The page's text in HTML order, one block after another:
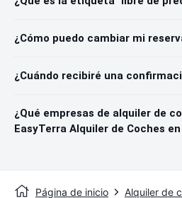
¿Cómo puedo cambiar mi
¿Cuándo recibiré una
¿Qué empresas de alquiler de
EasyTerra Alquiler de Coches
Página de inicio Alquiler de